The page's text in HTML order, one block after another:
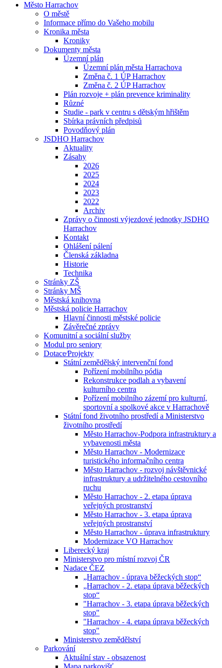
Město Harrachov
O městě
Informace přímo do Vašeho mobilu
Kronika města
Kroniky
Dokumenty města
Územní plán
Územní plán města Harrachova
Změna č. 1 ÚP Harrachov
Změna č. 2 ÚP Harrachov
Plán rozvoje + plán prevence kriminality
Různé
Studie - park v centru s dětským hřištěm
Sbírka právních předpisů
Povodňový plán
JSDHO Harrachov
Aktuality
Zásahy
2026
2025
2024
2023
2022
Archiv
Zprávy o činnosti výjezdové jednotky JSDHO
Harrachov
Kontakt
Ohlášení pálení
Členská základna
Historie
Technika
Stránky ZŠ
Stránky MŠ
Městská knihovna
Městská policie Harrachov
Hlavní činnosti městské policie
Závěrečné zprávy
Komunitní a sociální služby
Modul pro seniory
Dotace⁄Projekty
Státní zemědělský intervenční fond
Pořízení mobilního pódia
Rekonstrukce podlah a vybavení
kulturního centra
Pořízení mobilního zázemí pro kulturní,
sportovní a spolkové akce v Harrachově
Státní fond životního prostředí a Ministerstvo
životního prostředí
Město Harrachov-Podpora infrastruktury a
vybavenosti města
Město Harrachov - Modernizace
turistického informačního centra
Město Harrachov - rozvoj návštěvnické
infrastruktury a udržitelného cestovního
ruchu
Město Harrachov - 2. etapa úprava
veřejných prostranství
Město Harrachov - 3. etapa úprava
veřejných prostranství
Město Harrachov - úprava infrastruktury
Modernizace VO Harrachov
Liberecký kraj
Ministerstvo pro místní rozvoj ČR
Nadace ČEZ
„Harrachov - úprava běžeckých stop“
„Harrachov - 2. etapa úprava běžeckých
stop“
"Harrachov - 3. etapa úprava běžeckých
stop"
"Harrachov - 4. etapa úprava běžeckých
stop"
Ministerstvo zemědělství
Parkování
Aktuální stav - obsazenost
Mapa parkovišť